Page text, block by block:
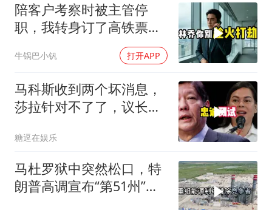
陪客户考察时被主管停
职，我转身订了高铁票。
2小时后总监急疯了：12
亿合同没你根本签不了
牛锅巴小钒 打开APP
马科斯收到两个坏消息，
莎拉针对不了了，议长反
糖逗在娱乐
马杜罗狱中突然松口，特
朗普高调宣布“第51州”，